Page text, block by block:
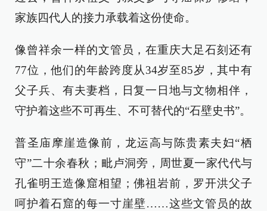
家族四代人的接力承载着这份使命。
像曾祥余一样的文管员，在重庆大足石刻还有
77位，他们的年龄跨度从34岁至85岁，其中有
父子兵、有夫妻档，日复一日地与文物相伴，
守护着这些不可再生、不可替代的“石壁史书”。
普圣庙摩崖造像前，龙运高与陈贵素夫妇“栖
守”二十余春秋；毗卢洞旁，周世夏一家代代与
孔雀明王造像窟相望；佛祖岩前，罗开洪父子
呵护着石窟的每一寸崖壁……这些文管员的故